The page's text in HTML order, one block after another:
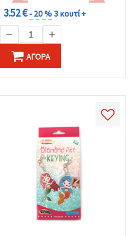
3.52 €- 20 %3 κουτί +
ΑΓΟΡΆ